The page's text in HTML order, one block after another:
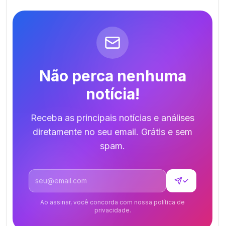
Não perca nenhuma
notícia!
Receba as principais notícias e análises
diretamente no seu email. Grátis e sem
spam.
Endereço de email
✓
Ao assinar, você concorda com nossa política de
privacidade.